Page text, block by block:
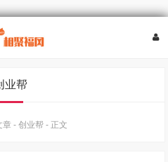
业帮
章 - 创业帮 - 正文